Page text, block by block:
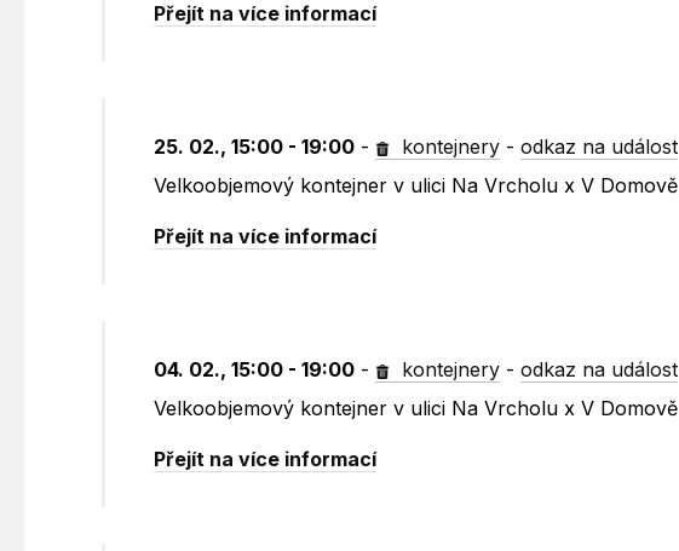
Přejít na více informací
25. 02., 15:00 - 19:00 - kontejnery -odkaz na událost
Velkoobjemový kontejner v ulici Na Vrcholu x V Domově
Přejít na více informací
04. 02., 15:00 - 19:00 - kontejnery -odkaz na událost
Velkoobjemový kontejner v ulici Na Vrcholu x V Domově
Přejít na více informací